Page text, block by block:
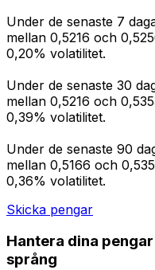
Under de senaste 7
mellan 0,5216 och
0,20% volatilitet.
Under de senaste 30
mellan 0,5216 och
0,39% volatilitet.
Under de senaste 90
mellan 0,5166 och
0,36% volatilitet.
Skicka pengar
Hantera dina
språng